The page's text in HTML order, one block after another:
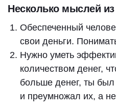
Несколько мыслей из
Обеспеченный
свои деньги.
Нужно уметь
количеством денег,
больше денег, ты
и преумножал их, а